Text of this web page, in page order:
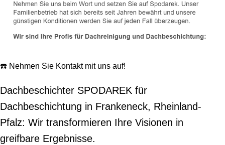
☎️ Nehmen Sie Kontakt mit uns auf!
Dachbeschichter SPODAREK für
Dachbeschichtung in Frankeneck, Rheinland-
Pfalz: Wir transformieren Ihre Visionen in
greifbare Ergebnisse.